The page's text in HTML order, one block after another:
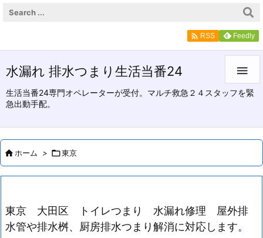
水漏れ 排水つまり生活当番24
生活当番24専門オペレーターが受付。マルチ救急２４スタッフを緊
急出動手配。

 RSS Feedly
ホーム > 東京
東京 大田区 トイレつまり 水漏れ修理 屋外排
水管や排水桝、厨房排水つまり解消に対応します。